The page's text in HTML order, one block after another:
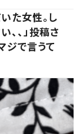
た女性。し
、」投稿さ
ジで言うて